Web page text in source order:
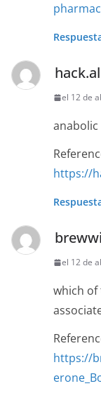
el 12 de
https://
el 12 de
which
https://